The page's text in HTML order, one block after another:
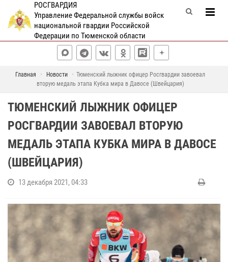
РОСГВАРДИЯ
Управление Федеральной службы войск
национальной гвардии Российской
Федерации по Тюменской области
Главная Новости
Тюменский лыжник офицер Росгвардии завоевал
вторую медаль этапа Кубка мира в Давосе (Швейцария)
ТЮМЕНСКИЙ ЛЫЖНИК ОФИЦЕР
РОСГВАРДИИ ЗАВОЕВАЛ ВТОРУЮ
МЕДАЛЬ ЭТАПА КУБКА МИРА В ДАВОСЕ
(ШВЕЙЦАРИЯ)
13 декабря 2021, 04:33